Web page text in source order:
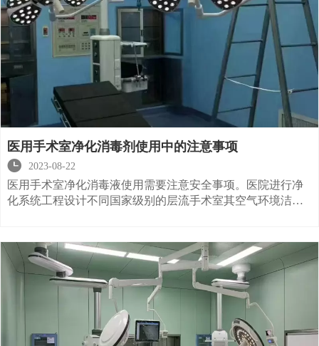
医用手术室净化消毒剂使用中的注意事项

2023-08-22
医用手术室净化消毒液使用需要注意安全事项。医院进行净
化系统工程设计不同国家级别的层流手术室其空气环境洁净
颗或每升空气中≤3.5 颗